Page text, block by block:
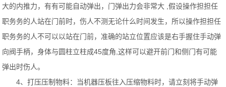
大的内推力，有有可能自动弹出，门弹出力会非常大 ,假设操作担担任
职务务的人站在门前时，伤人不测无论什么时间发生，所以操作担担任
职务务的人不可以以站在门前，准确的站立位置应该是右手握住手动弹
向阀手柄，身体与圆柱立柱成45度角,这样可以避开前门和侧门有可能
弹出时伤人。
4、打压压制物料：当机器压板往入压缩物料时，请立刻将手动弹